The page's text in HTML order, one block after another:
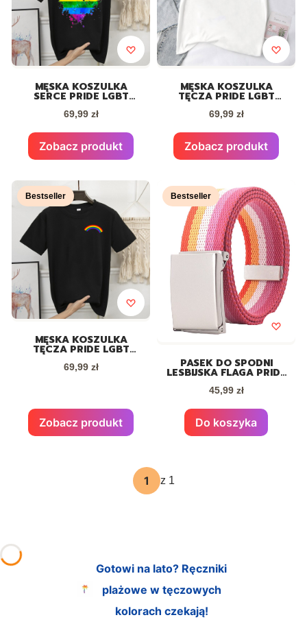
MĘSKA KOSZULKA
SERCE PRIDE LGBT
Cena
69,99 zł
Zobacz produkt
MĘSKA KOSZULKA
TĘCZA PRIDE LGBT
Cena
69,99 zł
Zobacz produkt
Bestseller
MĘSKA KOSZULKA
TĘCZA PRIDE LGBT
Cena
69,99 zł
Zobacz produkt
Bestseller
PASEK DO SPODNI
LESBIJSKA FLAGA PRIDE
Cena
45,99 zł
Do koszyka
z 1
Gotowi na lato? Ręczniki
plażowe w tęczowych
kolorach czekają!